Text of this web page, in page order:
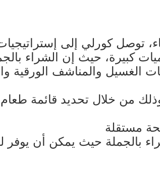
توصل كورلي إلى
كبيرة، حيث إن الشراء
الغسيل والمناشف الورقية
من خلال تحديد قائمة
بالجملة حيث يمكن أن يوفر